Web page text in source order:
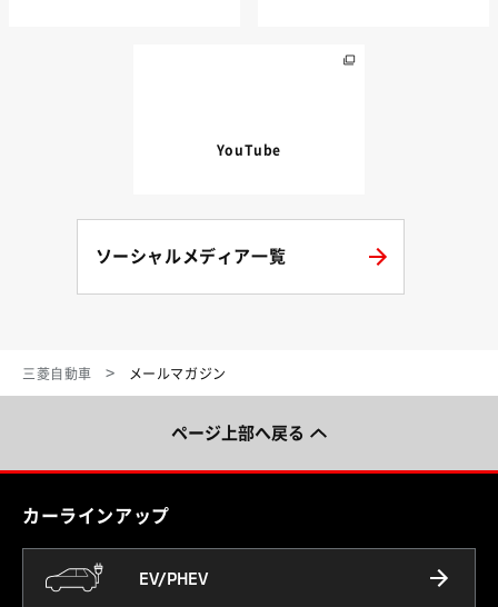
YouTube
ソーシャルメディア一覧
三菱自動車 メールマガジン
ページ上部へ戻る
カーラインアップ
EV/PHEV